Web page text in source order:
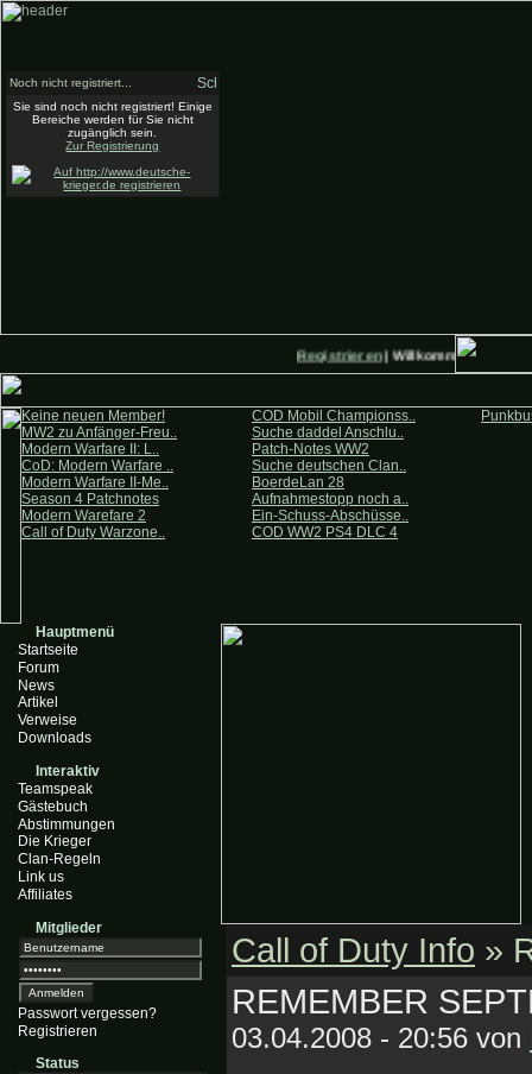
Registrieren| Willkommen auf
Keine neuen Member!
MW2 zu Anfänger-Freu..
Modern Warfare II: L..
CoD: Modern Warfare ..
Modern Warfare II-Me..
Season 4 Patchnotes
Modern Warefare 2
Call of Duty Warzone..
COD Mobil Championss..
Suche daddel Anschlu..
Patch-Notes WW2
Suche deutschen Clan..
BoerdeLan 28
Aufnahmestopp noch a..
Ein-Schuss-Abschüsse..
COD WW2 PS4 DLC 4
Hauptmenü
Startseite
Forum
News
Artikel
Verweise
Downloads
Interaktiv
Teamspeak
Gästebuch
Abstimmungen
Die Krieger
Clan-Regeln
Link us
Affiliates
Mitglieder
Passwort vergessen?
Registrieren
Status
Call of Duty Info »
REMEMBER
03.04.2008 - 20:56 von
Noch nicht registriert...
Sie sind noch nicht registriert! Einige
Bereiche werden für Sie nicht
zugänglich sein.
Zur Registrierung